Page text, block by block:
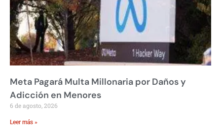
Meta Pagará Multa Millonaria por Daños y
Adicción en Menores
6 de agosto, 2026
Leer más »